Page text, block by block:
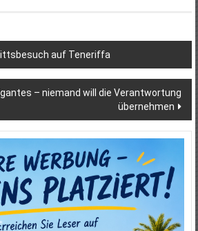
auf Teneriffa
– niemand will die Verantwortung
übernehmen